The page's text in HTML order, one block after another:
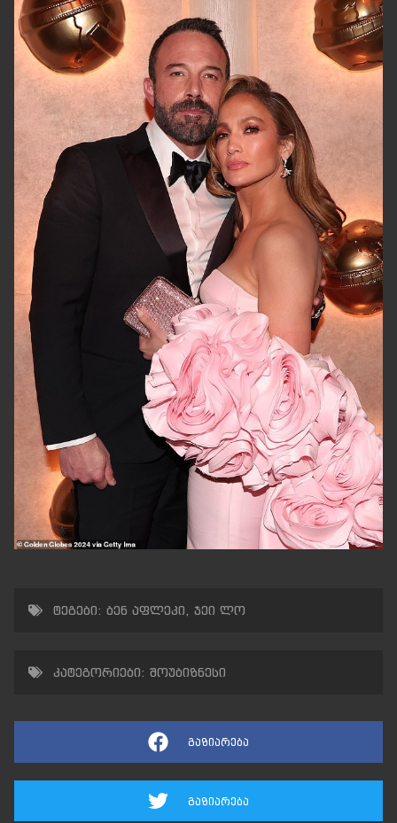
ტეგები: ბენ აფლეკი, ჯეი ლო
კატეგორიები: შოუბიზნესი
გაზიარება
გაზიარება